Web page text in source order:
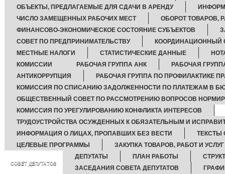
ОБЪЕКТЫ, ПРЕДЛАГАЕМЫЕ ДЛЯ СДАЧИ В АРЕНДУ
ЧИСЛО ЗАМЕЩЕННЫХ РАБОЧИХ МЕСТ
ОБОРОТ ТОВАРОВ,
ФИНАНСОВО-ЭКОНОМИЧЕСКОЕ СОСТОЯНИЕ СУБЪЕКТОВ
СОВЕТ ПО ПРЕДПРИНИМАТЕЛЬСТВУ
КООРДИНАЦИОННЫЙ
МЕСТНЫЕ НАЛОГИ
СТАТИСТИЧЕСКИЕ ДАННЫЕ
КОМИССИИ
РАБОЧАЯ ГРУППА АНК
РАБОЧАЯ
АНТИКОРРУПЦИЯ
РАБОЧАЯ ГРУППА ПО ПРОФИЛАКТИКЕ
КОМИССИЯ ПО СПИСАНИЮ ЗАДОЛЖЕННОСТИ ПО ПЛАТЕЖАМ В
ОБЩЕСТВЕННЫЙ СОВЕТ ПО РАССМОТРЕНИЮ ВОПРОСОВ
КОМИССИЯ ПО УРЕГУЛИРОВАНИЮ КОНФЛИКТА ИНТЕРЕСОВ
ТРУДОУСТРОЙСТВА ОСУЖДЕННЫХ К ОБЯЗАТЕЛЬНЫМ И
ИНФОРМАЦИЯ О ЛИЦАХ, ПРОПАВШИХ БЕЗ ВЕСТИ
ТЕКСТЫ
ЦЕЛЕВЫЕ ПРОГРАММЫ
ЗАКУПКА ТОВАРОВ, РАБОТ И УСЛУГ
СОВЕТ ДЕПУТАТОВ
ДЕПУТАТЫ ПЛАН РАБОТЫ
ЗАСЕДАНИЯ СОВЕТА ДЕПУТАТОВ